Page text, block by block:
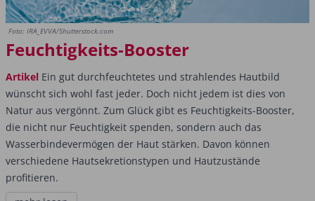
Foto: IRA_EVVA/Shutterstock.com
Feuchtigkeits-Booster
Artikel Ein gut durchfeuchtetes und strahlendes Hautbild
wünscht sich wohl fast jeder. Doch nicht jedem ist dies von
Natur aus vergönnt. Zum Glück gibt es Feuchtigkeits-Booster,
die nicht nur Feuchtigkeit spenden, sondern auch das
Wasserbindevermögen der Haut stärken. Davon können
verschiedene Hautsekretionstypen und Hautzustände
profitieren.